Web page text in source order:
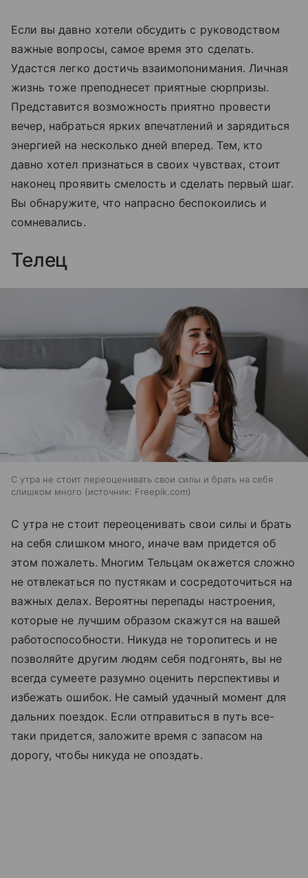
Если вы давно хотели обсудить с руководством
важные вопросы, самое время это сделать.
Удастся легко достичь взаимопонимания. Личная
жизнь тоже преподнесет приятные сюрпризы.
Представится возможность приятно провести
вечер, набраться ярких впечатлений и зарядиться
энергией на несколько дней вперед. Тем, кто
давно хотел признаться в своих чувствах, стоит
наконец проявить смелость и сделать первый шаг.
Вы обнаружите, что напрасно беспокоились и
сомневались.
Телец
С утра не стоит переоценивать свои силы и брать на себя
слишком много
источник: Freepik.com
С утра не стоит переоценивать свои силы и брать
на себя слишком много, иначе вам придется об
этом пожалеть. Многим Тельцам окажется сложно
не отвлекаться по пустякам и сосредоточиться на
важных делах. Вероятны перепады настроения,
которые не лучшим образом скажутся на вашей
работоспособности. Никуда не торопитесь и не
позволяйте другим людям себя подгонять, вы не
всегда сумеете разумно оценить перспективы и
избежать ошибок. Не самый удачный момент для
дальних поездок. Если отправиться в путь все-
таки придется, заложите время с запасом на
дорогу, чтобы никуда не опоздать.